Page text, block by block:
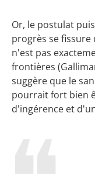
Or, le postulat
progrès se fissure
n'est pas
frontières
suggère que le
pourrait fort bien
d'ingérence et